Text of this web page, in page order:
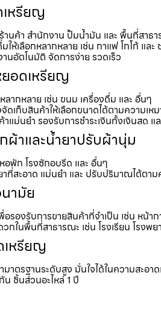
หรียญ
ร้านค้า สำนักงาน ปั้มน้ำมัน และ พื้นที่สาธ
ให้เลือกหลากหลาย เช่น กาแฟ โกโก้ และ
นอัตโนมัติ จัดการง่าย รวดเร็ว
อดเหรียญ
ากหลาย เช่น ขนม เครื่องดื่ม และ อื่นๆ
เก็บสินค้าให้เลือกขนาดได้ตามความเหม
แม่นยำ รองรับการชำระเงินทั้งเงินสด แ
ผ้าและน้ำยาปรับผ้านุ่ม
อพัก โรงซักอบรีด และ อื่นๆ
าที่สะอาด แม่นยำ และ ปรับปริมาณได้ตา
ามัย
อรองรับการขายสินค้าที่จำเป็น เช่น หน้
กในพื้นที่สาธารณะ เช่น โรงเรียน โรงพ
หรียญ
าตรฐานระดับสูง มั่นใจได้ในความสะอา
น ชิ้นส่วนอะไหล่ 1 ปี